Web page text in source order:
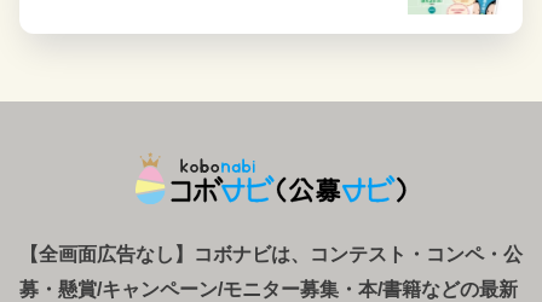
【全画面広告なし】コボナビは、コンテスト・コンペ・ 公
募 ・ 懸賞/キャンペーン/モニター募集・本/書籍などの最新